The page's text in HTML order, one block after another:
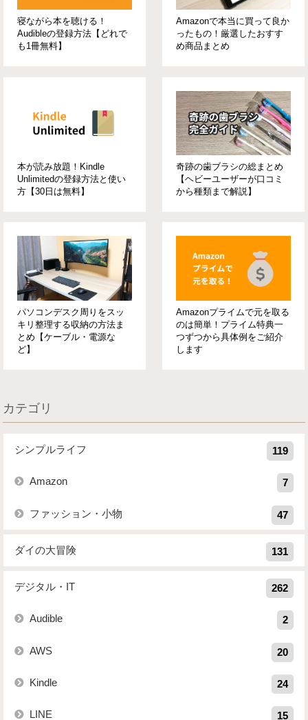
寝ながら本を聴ける！
Audibleの登録方法【どれで
も1冊無料】
Amazonで本当に買って良か
ったもの！厳選したおすす
め商品まとめ
本が読み放題！Kindle
Unlimitedの登録方法と使い
方【30日は無料】
奇跡の歯ブラシの総まとめ
【ヘビーユーザーが口コミ
から種類まで解説】
パソコンデスク周りをスッ
キリ整理する収納の方法ま
とめ【ケーブル・電源な
ど】
Amazonプライムで元を取る
のは簡単！プライム特典一
つずつから具体例をご紹介
します
カテゴリ
シンプルライフ 119
Amazon 7
ファッション・小物 47
ダイの大冒険 131
デジタル・IT 262
Audible 2
AWS 20
Kindle 24
LINE 15